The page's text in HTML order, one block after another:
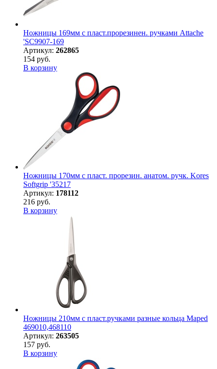
Ножницы 169мм с пласт.прорезинен. ручками Attache
'SC9907-169
Артикул: 262865
154 руб.
В корзину
Ножницы 170мм с пласт. прорезин. анатом. ручк. Kores
Softgrip '35217
Артикул: 178112
216 руб.
В корзину
Ножницы 210мм с пласт.ручками разные кольца Maped
469010,468110
Артикул: 263505
157 руб.
В корзину